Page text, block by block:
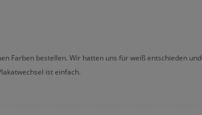
Farben bestellen. Wir hatten uns für weiß entschieden und
ist einfach.